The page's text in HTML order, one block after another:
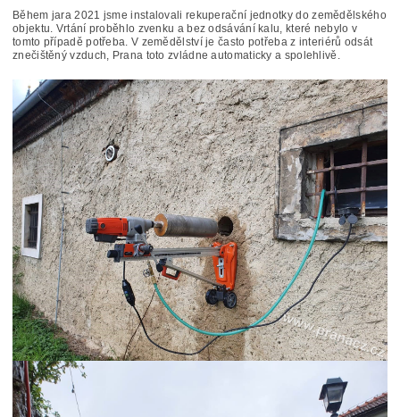
Během jara 2021 jsme instalovali rekuperační jednotky do zemědělského
objektu. Vrtání proběhlo zvenku a bezodsávání kalu, které nebylo v
tomto případě potřeba. V zemědělství je často potřeba z interiérů odsát
znečištěný vzduch, Prana toto zvládne automaticky a spolehlivě.